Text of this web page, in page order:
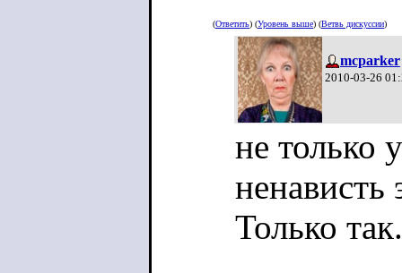
ковровой
начиная с
(Ответить) (Уровень выше) (Ветвь дискуссии)
mcparker
2010-03-26
не только
ненависть
Только так.